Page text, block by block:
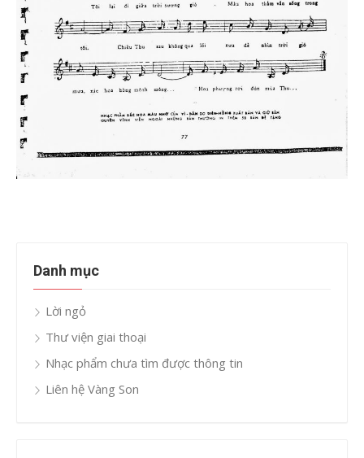
Danh mục
Lời ngỏ
Thư viện giai thoại
Nhạc phẩm chưa tìm được thông tin
Liên hệ Vàng Son